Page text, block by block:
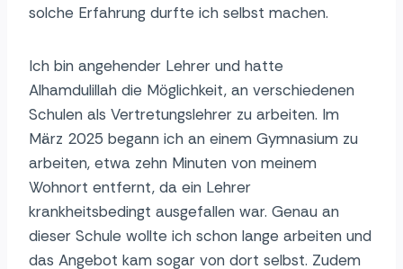
solche Erfahrung durfte ich selbst machen.
Ich bin angehender Lehrer und hatte
Alhamdulillah die Möglichkeit, an verschiedenen
Schulen als Vertretungslehrer zu arbeiten. Im
März 2025 begann ich an einem Gymnasium zu
arbeiten, etwa zehn Minuten von meinem
Wohnort entfernt, da ein Lehrer
krankheitsbedingt ausgefallen war. Genau an
dieser Schule wollte ich schon lange arbeiten und
das Angebot kam sogar von dort selbst. Zudem